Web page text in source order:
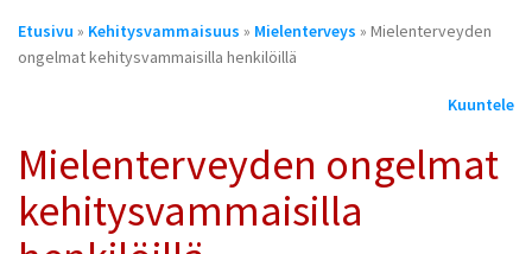
Olet
täällä
Etusivu » Kehitysvammaisuus » Mielenterveys » Mielenterveyden
ongelmat kehitysvammaisilla henkilöillä
Kuuntele
Mielenterveyden ongelmat
kehitysvammaisilla